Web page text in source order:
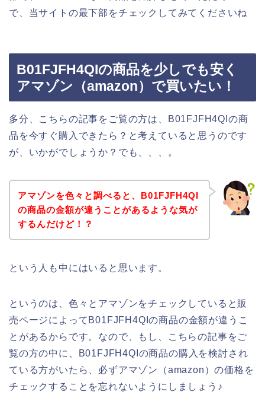
で、当サイトの最下部をチェックしてみてくださいね
B01FJFH4QIの商品を少しでも安く
アマゾン（amazon）で買いたい！
多分、こちらの記事をご覧の方は、B01FJFH4QIの商
品を今すぐ購入できたら？と考えていると思うのです
が、いかがでしょうか？でも、、、。
アマゾンを色々と調べると、B01FJFH4QI
の商品の金額が違うことがあるような気が
するんだけど！？
という人も中にはいると思います。
というのは、色々とアマゾンをチェックしていると販
売ページによってB01FJFH4QIの商品の金額が違うこ
とがあるからです。なので、もし、こちらの記事をご
覧の方の中に、B01FJFH4QIの商品の購入を検討され
ている方がいたら、必ずアマゾン（amazon）の価格を
チェックすることを忘れないようにしましょう♪